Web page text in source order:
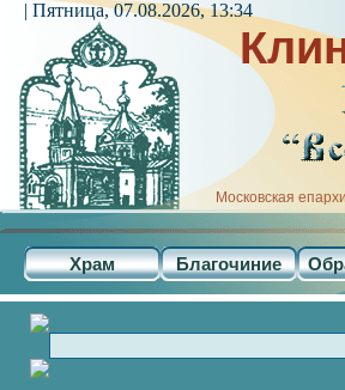
Московская
Храм Благочиние
| Пятница, 07.08.2026, 13:34